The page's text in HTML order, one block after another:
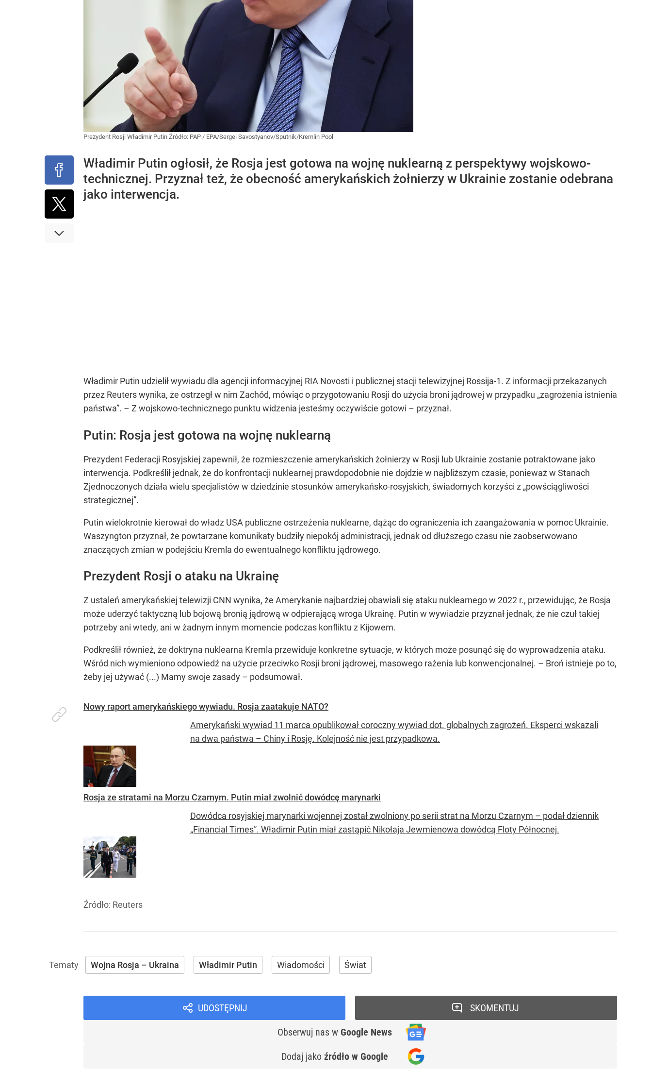
Prezydent Rosji Władimir Putin Źródło: PAP / EPA/Sergei Savostyanov/Sputnik/Kremlin Pool
Władimir Putin ogłosił, że Rosja jest gotowa na wojnę nuklearną z perspektywy wojskowo-
technicznej. Przyznał też, że obecność amerykańskich żołnierzy w Ukrainie zostanie odebrana
jako interwencja.
Władimir Putin udzielił wywiadu dla agencji informacyjnej RIA Novosti i publicznej stacji telewizyjnej Rossija-1. Z informacji przekazanych
przez Reuters wynika, że ostrzegł w nim Zachód, mówiąc o przygotowaniu Rosji do użycia broni jądrowej w przypadku „zagrożenia istnienia
państwa”. – Z wojskowo-technicznego punktu widzenia jesteśmy oczywiście gotowi – przyznał.
Putin: Rosja jest gotowa na wojnę nuklearną
Prezydent Federacji Rosyjskiej zapewnił, że rozmieszczenie amerykańskich żołnierzy w Rosji lub Ukrainie zostanie potraktowane jako
interwencja. Podkreślił jednak, że do konfrontacji nuklearnej prawdopodobnie nie dojdzie w najbliższym czasie, ponieważ w Stanach
Zjednoczonych działa wielu specjalistów w dziedzinie stosunków amerykańsko-rosyjskich, świadomych korzyści z „powściągliwości
strategicznej”.
Putin wielokrotnie kierował do władz USA publiczne ostrzeżenia nuklearne, dążąc do ograniczenia ich zaangażowania w pomoc Ukrainie.
Waszyngton przyznał, że powtarzane komunikaty budziły niepokój administracji, jednak od dłuższego czasu nie zaobserwowano
znaczących zmian w podejściu Kremla do ewentualnego konfliktu jądrowego.
Prezydent Rosji o ataku na Ukrainę
Z ustaleń amerykańskiej telewizji CNN wynika, że Amerykanie najbardziej obawiali się ataku nuklearnego w 2022 r., przewidując, że Rosja
może uderzyć taktyczną lub bojową bronią jądrową w odpierającą wroga Ukrainę. Putin w wywiadzie przyznał jednak, że nie czuł takiej
potrzeby ani wtedy, ani w żadnym innym momencie podczas konfliktu z Kijowem.
Podkreślił również, że doktryna nuklearna Kremla przewiduje konkretne sytuacje, w których może posunąć się do wyprowadzenia ataku.
Wśród nich wymieniono odpowiedź na użycie przeciwko Rosji broni jądrowej, masowego rażenia lub konwencjonalnej. – Broń istnieje po to,
żeby jej używać (...) Mamy swoje zasady – podsumował.
Nowy raport amerykańskiego wywiadu. Rosja zaatakuje NATO?
Amerykański wywiad 11 marca opublikował coroczny wywiad dot. globalnych zagrożeń. Eksperci wskazali
na dwa państwa – Chiny i Rosję. Kolejność nie jest przypadkowa.
Rosja ze stratami na Morzu Czarnym. Putin miał zwolnić dowódcę marynarki
Dowódca rosyjskiej marynarki wojennej został zwolniony po serii strat na Morzu Czarnym – podał dziennik
„Financial Times”. Władimir Putin miał zastąpić Nikołaja Jewmienowa dowódcą Floty Północnej.
Źródło: Reuters
Wojna Rosja – Ukraina Władimir Putin Wiadomości Świat
UDOSTĘPNIJ
Obserwuj nas w Google News
Dodaj jako źródło w Google
SKOMENTUJ